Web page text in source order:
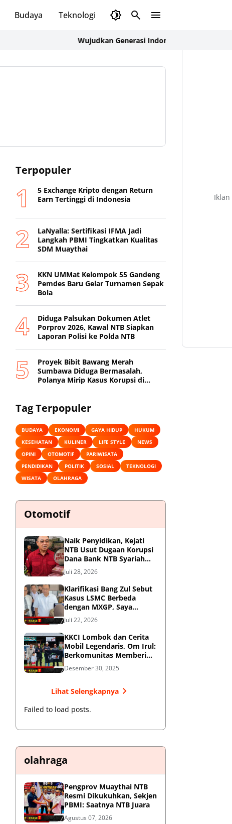
Budaya Teknologi Olahraga
Wujudkan Generasi Indonesia Emas 2045, Pemkab
Terpopuler
5 Exchange Kripto dengan Return
Earn Tertinggi di Indonesia
LaNyalla: Sertifikasi IFMA Jadi
Langkah PBMI Tingkatkan Kualitas
SDM Muaythai
KKN UMMat Kelompok 55 Gandeng
Pemdes Baru Gelar Turnamen Sepak
Bola
Diduga Palsukan Dokumen Atlet
Porprov 2026, Kawal NTB Siapkan
Laporan Polisi ke Polda NTB
Proyek Bibit Bawang Merah
Sumbawa Diduga Bermasalah,
Polanya Mirip Kasus Korupsi di
Tag Terpopuler
BUDAYA EKONOMI GAYA HIDUP
HUKUM
KESEHATAN
KULINER LIFE STYLE
NEWS
OPINI
OTOMOTIF
PARIWISATA
PENDIDIKAN
POLITIK SOSIAL
TEKNOLOGI
WISATA
OLAHRAGA
Otomotif
Naik Penyidikan, Kejati
NTB Usut Dugaan Korupsi
Dana Bank NTB Syariah
untuk MXGP 2023
Juli 28, 2026
Klarifikasi Bang Zul Sebut
Kasus LSMC Berbeda
dengan MXGP, Saya
Dipanggil Sebagai Saksi
Juli 22, 2026
KKCI Lombok dan Cerita
Mobil Legendaris, Om Irul:
Berkomunitas Memberi
Manfaat dan Membangun
Imej Positif
Desember 30, 2025
Lihat Selengkapnya
Failed to load posts.
olahraga
Pengprov Muaythai NTB
Resmi Dikukuhkan, Sekjen
PBMI: Saatnya NTB Juara
Agustus 07, 2026
Iklan